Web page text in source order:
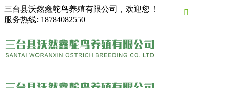
三台县沃然鑫鸵鸟养殖有限公司，欢迎您！
服务热线: 18784082550
